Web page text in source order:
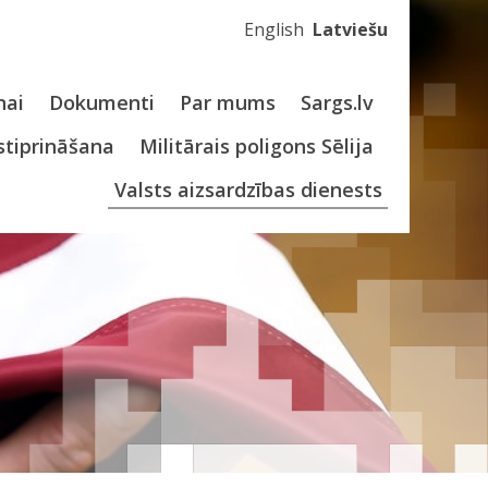
English Latviešu
Dokumenti Par mums
Sargs.lv
Militārais poligons Sēlija
Valsts aizsardzības dienests